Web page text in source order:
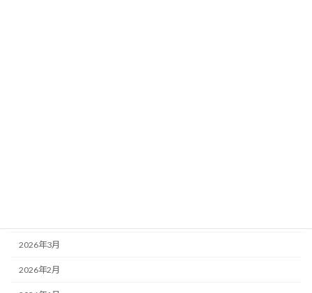
2026年3月
2026年2月